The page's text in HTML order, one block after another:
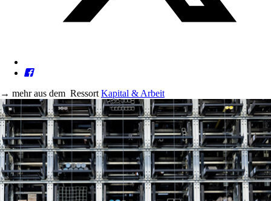
→ mehr aus dem Ressort Kapital & Arbeit